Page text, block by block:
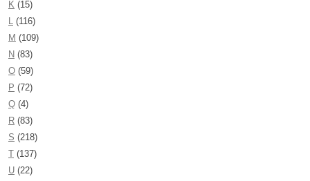
K (15)
L (116)
M (109)
N (83)
O (59)
P (72)
Q (4)
R (83)
S (218)
T (137)
U (22)